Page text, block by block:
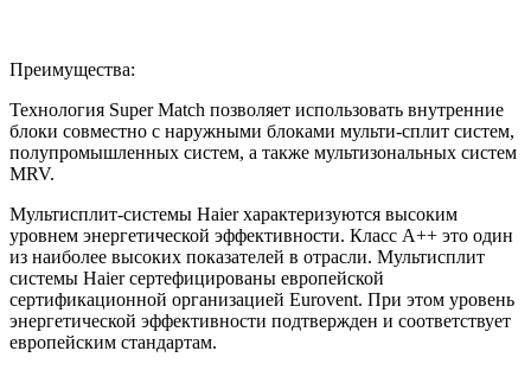
Преимущества:
Технология Super Match позволяет использовать внутренние
блоки совместно с наружными блоками мульти-сплит систем,
полупромышленных систем, а также мультизональных систем
MRV.
Мультисплит-системы Haier характеризуются высоким
уровнем энергетической эффективности. Класс A++ это один
из наиболее высоких показателей в отрасли. Мультисплит
системы Haier сертефицированы европейской
сертификационной организацией Eurovent. При этом уровень
энергетической эффективности подтвержден и соответствует
европейским стандартам.